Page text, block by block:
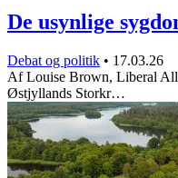
De usynlige
Debat og politik • 17.03.26
Af Louise Brown, Liberal
Østjyllands Storkr…